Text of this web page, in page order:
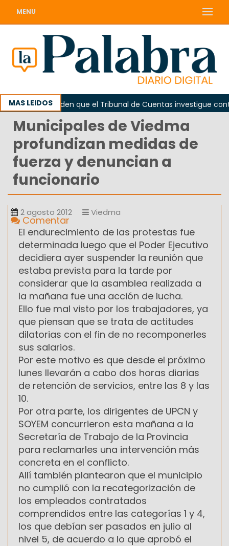
MENU
MAS LEIDOSPiden que el Tribunal de Cuentas investigue
Municipales de Viedma
profundizan medidas de
fuerza y denuncian a
funcionario
2 agosto 2012 Viedma
Comentar
El endurecimiento de las protestas fue
determinada luego que el Poder Ejecutivo
decidiera ayer suspender la reunión que
estaba prevista para la tarde por
considerar que la asamblea realizada a
la mañana fue una acción de lucha.
Ello fue mal visto por los trabajadores, ya
que piensan que se trata de actitudes
dilatorias con el fin de no recomponerles
sus salarios.
Por este motivo es que desde el próximo
lunes llevarán a cabo dos horas diarias
de retención de servicios, entre las 8 y las
10.
Por otra parte, los dirigentes de UPCN y
SOYEM concurrieron esta mañana a la
Secretaría de Trabajo de la Provincia
para reclamarles una intervención más
concreta en el conflicto.
Allí también plantearon que el municipio
no cumplió con la recategorización de
los empleados contratados
comprendidos entre las categorías 1 y 4,
los que debían ser pasados en julio al
nivel 5, de acuerdo a lo que aprobó el